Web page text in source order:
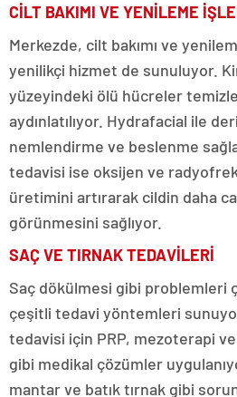
CİLT BAKIMI VE YENİLEME
Merkezde, cilt bakımı ve
yenilikçi hizmet de sunuluyor.
yüzeyindeki ölü hücreler
aydınlatılıyor. Hydrafacial ile
nemlendirme ve beslenme
tedavisi ise oksijen ve
üretimini artırarak cildin daha
görünmesini sağlıyor.
SAÇ VE TIRNAK TEDAVİLERİ
Saç dökülmesi gibi problemleri
çeşitli tedavi yöntemleri
tedavisi için PRP, mezoterapi
gibi medikal çözümler
mantar ve batık tırnak gibi